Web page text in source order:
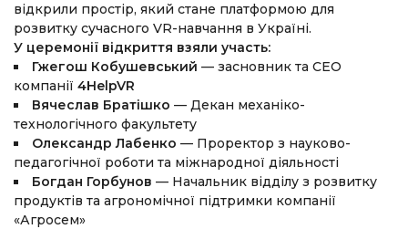
відкрили простір, який стане платформою для
розвитку сучасного VR-навчання в Україні.
У церемонії відкриття взяли участь:
Гжегош Кобушевський — засновник та CEO
компанії 4HelpVR
Вячеслав Братішко — Декан механіко-
технологічного факультету
Олександр Лабенко — Проректор з науково-
педагогічної роботи та міжнародної діяльності
Богдан Горбунов — Начальник відділу з розвитку
продуктів та агрономічної підтримки компанії
«Агросем»